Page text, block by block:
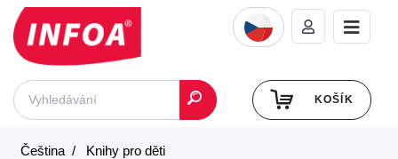
KOŠÍK
Čeština Knihy pro děti